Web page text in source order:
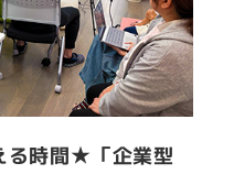
る時間★「企業型